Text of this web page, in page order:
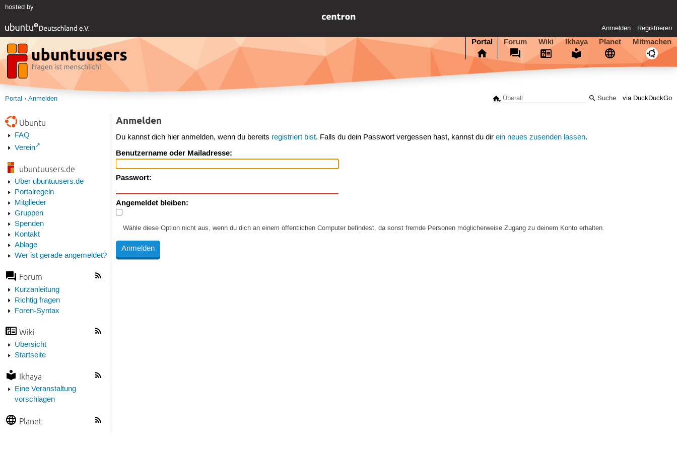
hosted by
Anmelden Registrieren
Portal Forum Wiki Ikhaya Planet Mitmachen
via DuckDuckGo
Portal Anmelden
Ubuntu
FAQ
Verein
ubuntuusers.de
Über ubuntuusers.de
Portalregeln
Mitglieder
Gruppen
Spenden
Kontakt
Ablage
Wer ist gerade angemeldet?
Forum
Kurzanleitung
Richtig fragen
Foren-Syntax
Wiki
Übersicht
Startseite
Ikhaya
Eine Veranstaltung
vorschlagen
Planet
Anmelden
Du kannst dich hier anmelden, wenn du bereits registriert bist. Falls du dein Passwort vergessen hast, kannst du direin neues zusenden lassen.
Benutzername oder Mailadresse:
Passwort:
Angemeldet bleiben:
Wähle diese Option nicht aus, wenn du dich an einem öffentlichen Computer befindest, da sonst fremde Personen möglicherweise Zugang zu deinem Konto erhalten.